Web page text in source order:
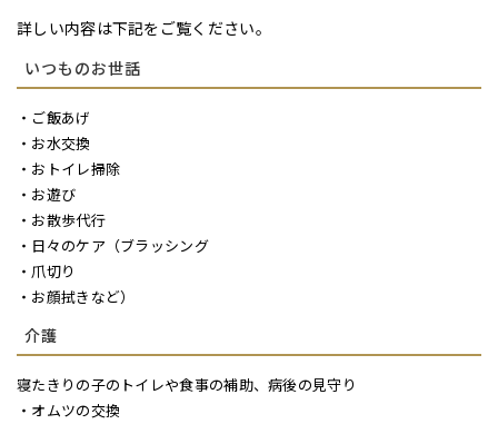
詳しい内容は下記をご覧ください。
いつものお世話
・ご飯あげ
・お水交換
・おトイレ掃除
・お遊び
・お散歩代行
・日々のケア（ブラッシング
・爪切り
・お顔拭きなど）
介護
寝たきりの子のトイレや食事の補助、病後の見守り
・オムツの交換